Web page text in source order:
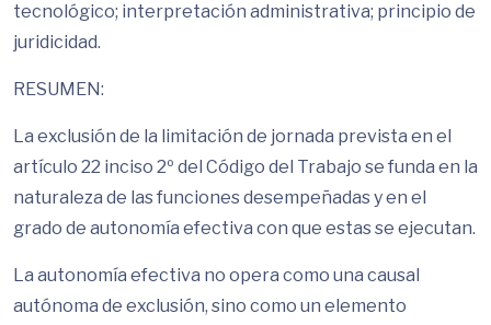
tecnológico; interpretación administrativa; principio de
juridicidad.
RESUMEN:
La exclusión de la limitación de jornada prevista en el
artículo 22 inciso 2º del Código del Trabajo se funda en la
naturaleza de las funciones desempeñadas y en el
grado de autonomía efectiva con que estas se ejecutan.
La autonomía efectiva no opera como una causal
autónoma de exclusión, sino como un elemento